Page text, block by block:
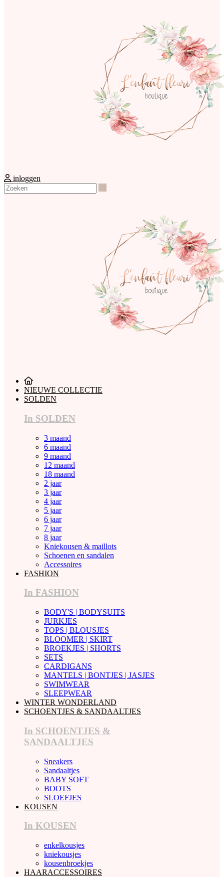
inloggen
NIEUWE COLLECTIE
SOLDEN
In SOLDEN
3 maand
6 maand
9 maand
12 maand
18 maand
2 jaar
3 jaar
4 jaar
5 jaar
6 jaar
7 jaar
8 jaar
Kniekousen & maillots
Schoenen en sandalen
Accessoires
FASHION
In FASHION
BODY'S | BODYSUITS
JURKJES
TOPS | BLOUSJES
BLOOMER | SKIRT
BROEKJES | SHORTS
SETS
CARDIGANS
MANTELS | BONTJES | JASJES
SWIMWEAR
SLEEPWEAR
WINTER WONDERLAND
SCHOENTJES & SANDAALTJES
In SCHOENTJES &
SANDAALTJES
Sneakers
Sandaaltjes
BABY SOFT
BOOTS
SLOEFJES
KOUSEN
In KOUSEN
enkelkousjes
kniekousjes
kousenbroekjes
HAARACCESSOIRES